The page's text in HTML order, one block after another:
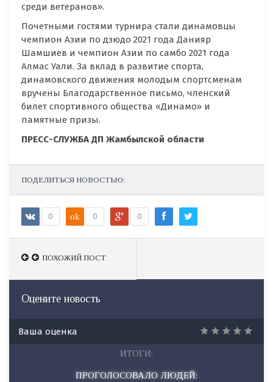
среди ветеранов».
Почетными гостями турнира стали динамовцы
чемпион Азии по дзюдо 2021 года Данияр
Шамшиев и чемпион Азии по самбо 2021 года
Алмас Уали. За вклад в развитие спорта,
динамовского движения молодым спортсменам
вручены Благодарственное письмо, членский
билет спортивного общества «Динамо» и
памятные призы.
ПРЕСС-СЛУЖБА ДП Жамбылской области
ПОДЕЛИТЬСЯ НОВОСТЬЮ:
0 ok 0 0
ПОХОЖИЙ ПОСТ
ПОХОЖИЙ ПОСТ
Оцените новость
Ваша оценка
ИТОГИ:
ПРОГОЛОСОВАЛО ЛЮДЕЙ: